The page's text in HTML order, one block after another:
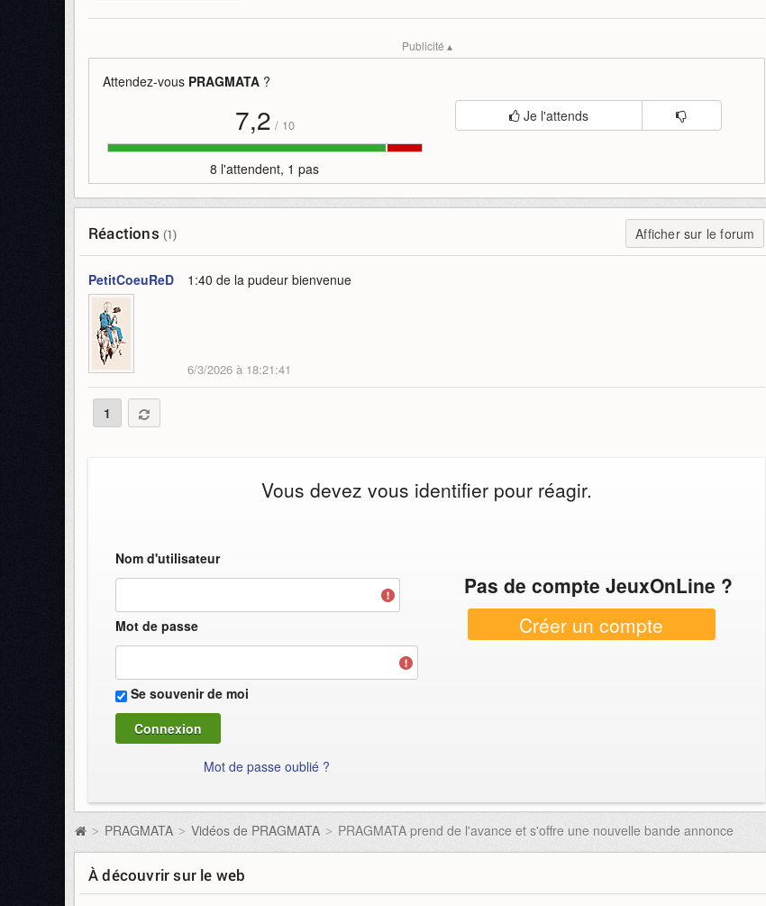
Publicité ▴
Attendez-vous PRAGMATA ?
7,2 / 10
8 l'attendent, 1 pas
Je l'attends
Réactions (1) Afficher sur le forum
PetitCoeuReD 1:40 de la pudeur bienvenue
6/3/2026 à 18:21:41
1
Vous devez vous identifier pour réagir.
Nom d'utilisateur
Mot de passe
Se souvenir de moi
Mot de passe oublié ?
Pas de compte JeuxOnLine ?
Créer un compte
> PRAGMATA > Vidéos de PRAGMATA > PRAGMATA prend de l'avance et s'offre une nouvelle bande annonce
À découvrir sur le web